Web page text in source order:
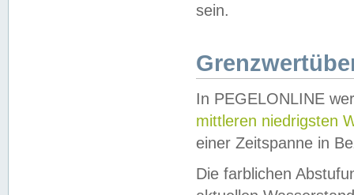
sein.
In PEGELONLINE
mittleren niedrigsten
einer Zeitspanne in
Die farblichen